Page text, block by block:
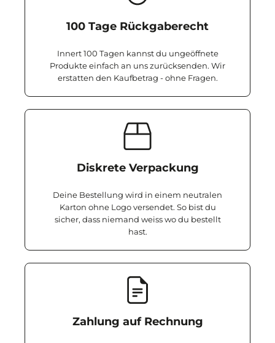
100 Tage Rückgaberecht
Innert 100 Tagen kannst du ungeöffnete
Produkte einfach an uns zurücksenden. Wir
erstatten den Kaufbetrag - ohne Fragen.
Diskrete Verpackung
Deine Bestellung wird in einem neutralen
Karton ohne Logo versendet. So bist du
sicher, dass niemand weiss wo du bestellt
hast.
Zahlung auf Rechnung